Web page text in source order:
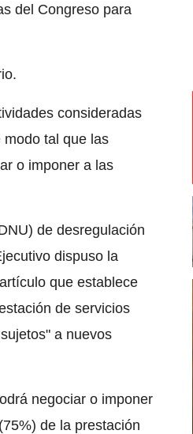
del Congreso para
consideradas
tal que las
o imponer a las
de desregulación
dispuso la
que establece
de servicios
a nuevos
negociar o imponer
de la prestación